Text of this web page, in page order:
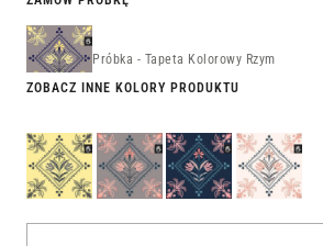
Próbka - Tapeta Kolorowy Rzym
Tapeta
Kolorowe
Ateny
Tapeta
Kolorowy
Mediolan
Tapeta
Kolorowa
Kopenhaga
Tapeta
Kolorowa
Barcelona
ZOBACZ INNE KOLORY PRODUKTU